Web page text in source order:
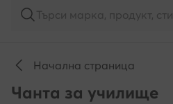
Търси марка, продукт,
Начална страница
Чанта за училище